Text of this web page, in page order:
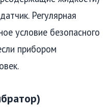
Регулярная
условие безопасного
прибором